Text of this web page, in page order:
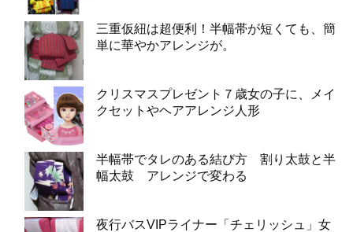
三重仮紐は超便利！半幅帯が短くても、簡
単に華やかアレンジが。
クリスマスプレゼント７歳女の子に、メイ
クセットやヘアアレンジ人形
半幅帯でタレのある結び方 割り太鼓と半
幅太鼓 アレンジで変わる
夜行バスVIPライナー「チェリッシュ」女